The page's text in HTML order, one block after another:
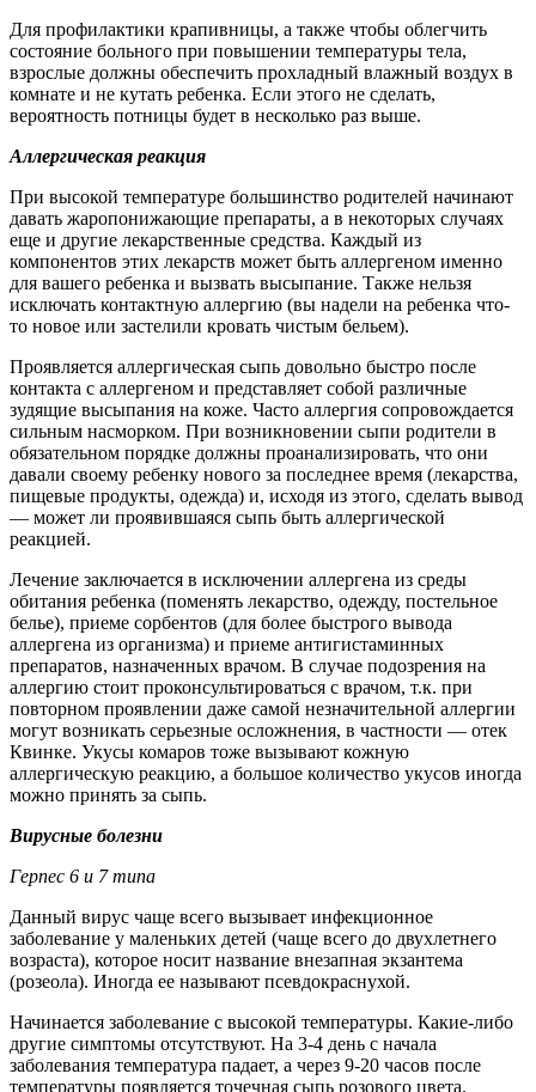
Для профилактики крапивницы, а также чтобы облегчить
состояние больного при повышении температуры тела,
взрослые должны обеспечить прохладный влажный воздух в
комнате и не кутать ребенка. Если этого не сделать,
вероятность потницы будет в несколько раз выше.
Аллергическая реакция
При высокой температуре большинство родителей начинают
давать жаропонижающие препараты, а в некоторых случаях
еще и другие лекарственные средства. Каждый из
компонентов этих лекарств может быть аллергеном именно
для вашего ребенка и вызвать высыпание. Также нельзя
исключать контактную аллергию (вы надели на ребенка что-
то новое или застелили кровать чистым бельем).
Проявляется аллергическая сыпь довольно быстро после
контакта с аллергеном и представляет собой различные
зудящие высыпания на коже. Часто аллергия сопровождается
сильным насморком. При возникновении сыпи родители в
обязательном порядке должны проанализировать, что они
давали своему ребенку нового за последнее время (лекарства,
пищевые продукты, одежда) и, исходя из этого, сделать вывод
— может ли проявившаяся сыпь быть аллергической
реакцией.
Лечение заключается в исключении аллергена из среды
обитания ребенка (поменять лекарство, одежду, постельное
белье), приеме сорбентов (для более быстрого вывода
аллергена из организма) и приеме антигистаминных
препаратов, назначенных врачом. В случае подозрения на
аллергию стоит проконсультироваться с врачом, т.к. при
повторном проявлении даже самой незначительной аллергии
могут возникать серьезные осложнения, в частности — отек
Квинке. Укусы комаров тоже вызывают кожную
аллергическую реакцию, а большое количество укусов иногда
можно принять за сыпь.
Вирусные болезни
Герпес 6 и 7 типа
Данный вирус чаще всего вызывает инфекционное
заболевание у маленьких детей (чаще всего до двухлетнего
возраста), которое носит название внезапная экзантема
(розеола). Иногда ее называют псевдокраснухой.
Начинается заболевание с высокой температуры. Какие-либо
другие симптомы отсутствуют. На 3-4 день с начала
заболевания температура падает, а через 9-20 часов после
температуры появляется точечная сыпь розового цвета.